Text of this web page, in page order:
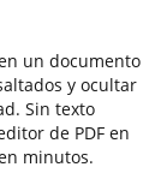
un documento
y ocultar
Sin texto
de PDF en
minutos.